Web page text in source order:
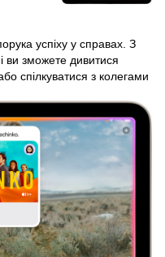
успіху у справах. З
ви зможете дивитися
спілкуватися з колегами